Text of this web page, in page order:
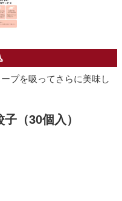
プを吸ってさらに美味し
（30個入）